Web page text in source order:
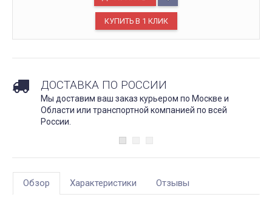
ДОСТАВКА ПО РОССИИ
Мы доставим ваш заказ курьером по Москве и
Области или транспортной компанией по всей
России.
Обзор Характеристики Отзывы